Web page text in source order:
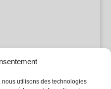
utilisons des technologies